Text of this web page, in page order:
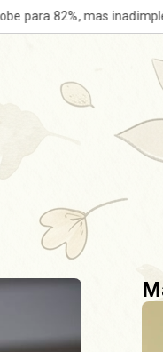
Pix amplia